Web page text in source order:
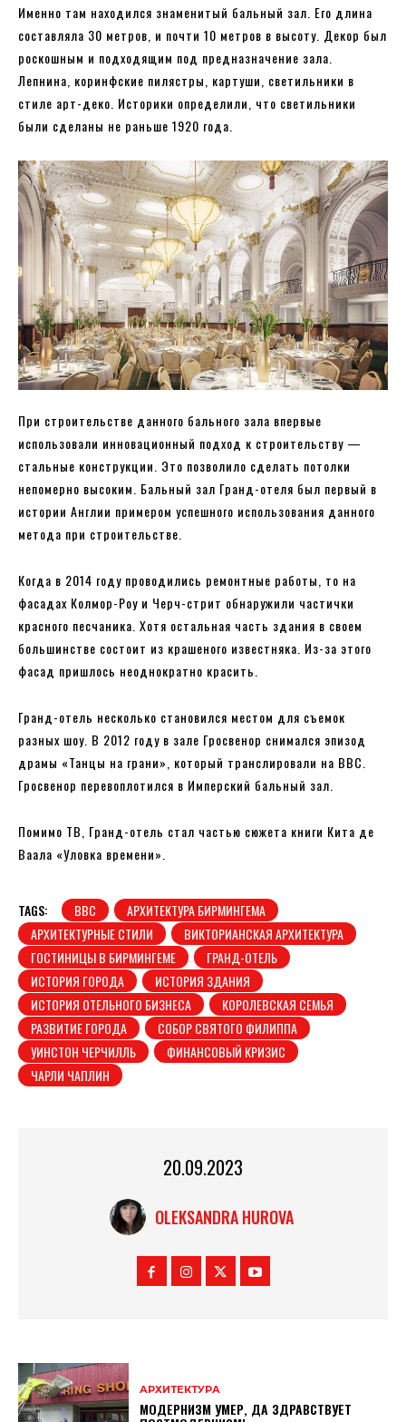
Именно там находился знаменитый бальный зал. Его длина
составляла 30 метров, и почти 10 метров в высоту. Декор был
роскошным и подходящим под предназначение зала.
Лепнина, коринфские пилястры, картуши, светильники в
стиле арт-деко. Историки определили, что светильники
были сделаны не раньше 1920 года.
При строительстве данного бального зала впервые
использовали инновационный подход к строительству —
стальные конструкции. Это позволило сделать потолки
непомерно высоким. Бальный зал Гранд-отеля был первый в
истории Англии примером успешного использования данного
метода при строительстве.
Когда в 2014 году проводились ремонтные работы, то на
фасадах Колмор-Роу и Черч-стрит обнаружили частички
красного песчаника. Хотя остальная часть здания в своем
большинстве состоит из крашеного известняка. Из-за этого
фасад пришлось неоднократно красить.
Гранд-отель несколько становился местом для съемок
разных шоу. В 2012 году в зале Гросвенор снимался эпизод
драмы «Танцы на грани», который транслировали на BBC.
Гросвенор перевоплотился в Имперский бальный зал.
Помимо ТВ, Гранд-отель стал частью сюжета книги Кита де
Ваала «Уловка времени».
TAGS: BBC
АРХИТЕКТУРА БИРМИНГЕМА
АРХИТЕКТУРНЫЕ СТИЛИ
ВИКТОРИАНСКАЯ АРХИТЕКТУРА
ГОСТИНИЦЫ В БИРМИНГЕМЕ
ГРАНД-ОТЕЛЬ
ИСТОРИЯ ГОРОДА
ИСТОРИЯ ЗДАНИЯ
ИСТОРИЯ ОТЕЛЬНОГО БИЗНЕСА
КОРОЛЕВСКАЯ СЕМЬЯ
РАЗВИТИЕ ГОРОДА
СОБОР СВЯТОГО ФИЛИППА
УИНСТОН ЧЕРЧИЛЛЬ
ФИНАНСОВЫЙ КРИЗИС
ЧАРЛИ ЧАПЛИН
20.09.2023
OLEKSANDRA HUROVA
АРХИТЕКТУРА
МОДЕРНИЗМ УМЕР, ДА ЗДРАВСТВУЕТ